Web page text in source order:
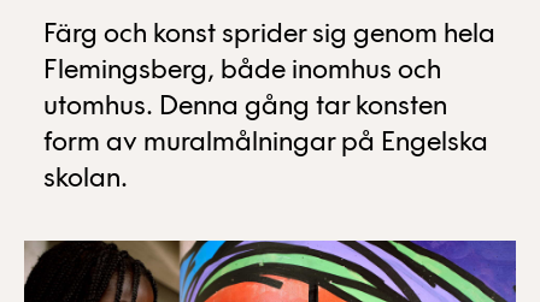
Färg och konst sprider sig genom hela
Flemingsberg, både inomhus och
utomhus. Denna gång tar konsten
form av muralmålningar på Engelska
skolan.